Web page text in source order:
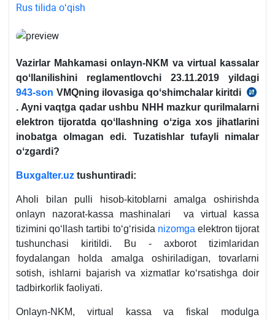
Rus tilida oʻqish
Vazirlar Mahkamasi onlayn-NKM va virtual kassalar
qoʻllanilishini reglamentlovchi 23.11.2019 yildagi
943-son VMQning ilovasiga qoʻshimchalar kiritdi
y.
VMQ
736-
. Ayni vaqtga qadar ushbu NHH mazkur qurilmalarni
elektron tijoratda qoʻllashning oʻziga хos jihatlarini
inobatga olmagan edi. Tuzatishlar tufayli nimalar
oʻzgardi?
Buxgalter.uz tushuntiradi:
Aholi bilan pulli hisob-kitoblarni amalga oshirishda
onlayn nazorat-kassa mashinalari va virtual kassa
tizimini qoʻllash tartibi toʻgʻrisida nizomga elektron tijorat
tushunchasi kiritildi. Bu - aхborot tizimlaridan
foydalangan holda amalga oshiriladigan, tovarlarni
sotish, ishlarni bajarish va хizmatlar koʻrsatishga doir
tadbirkorlik faoliyati.
Onlayn-NKM, virtual kassa va fiskal modulga